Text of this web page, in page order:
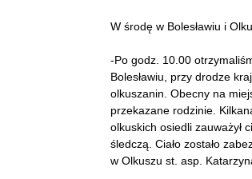
W środę w Bolesławiu i
-Po godz. 10.00
Bolesławiu, przy drodze
olkuszanin. Obecny na
przekazane rodzinie.
olkuskich osiedli zauważył
śledczą. Ciało zostało
w Olkuszu st. asp.